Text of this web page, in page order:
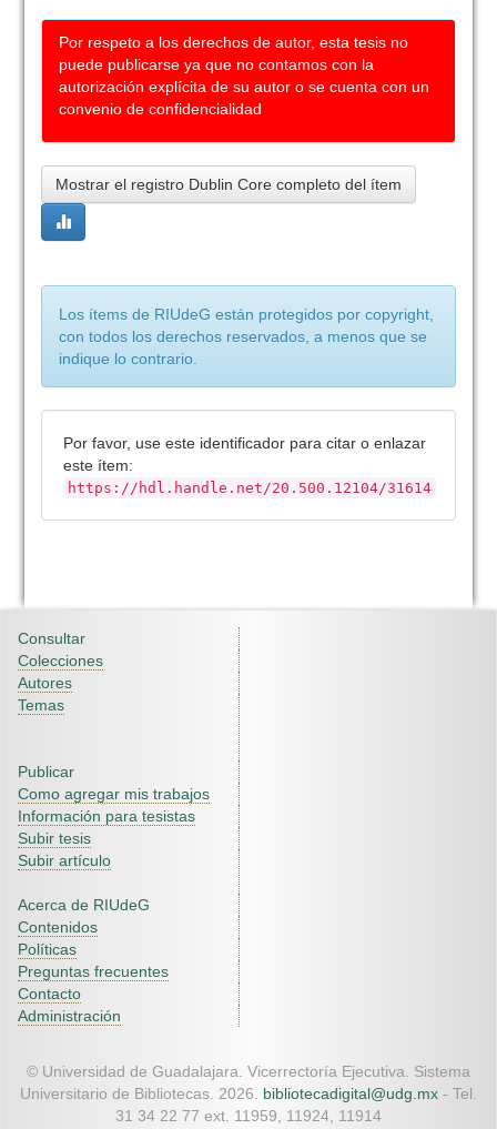
Por respeto a los derechos de autor, esta tesis no
puede publicarse ya que no contamos con la
autorización explícita de su autor o se cuenta con un
convenio de confidencialidad
Mostrar el registro Dublin Core completo del ítem
Los ítems de RIUdeG están protegidos por copyright,
con todos los derechos reservados, a menos que se
indique lo contrario.
Por favor, use este identificador para citar o enlazar
este ítem:
https://hdl.handle.net/20.500.12104/31614
Consultar
Colecciones
Autores
Temas
Publicar
Como agregar mis trabajos
Información para tesistas
Subir tesis
Subir artículo
Acerca de RIUdeG
Contenidos
Políticas
Preguntas frecuentes
Contacto
Administración
© Universidad de Guadalajara. Vicerrectoría Ejecutiva. Sistema
Universitario de Bibliotecas. 2026. bibliotecadigital@udg.mx - Tel.
31 34 22 77 ext. 11959, 11924, 11914